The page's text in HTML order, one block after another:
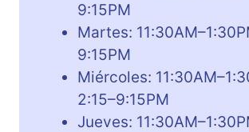
9:15PM
Martes:
9:15PM
Miércoles:
2:15–9:15PM
Jueves: